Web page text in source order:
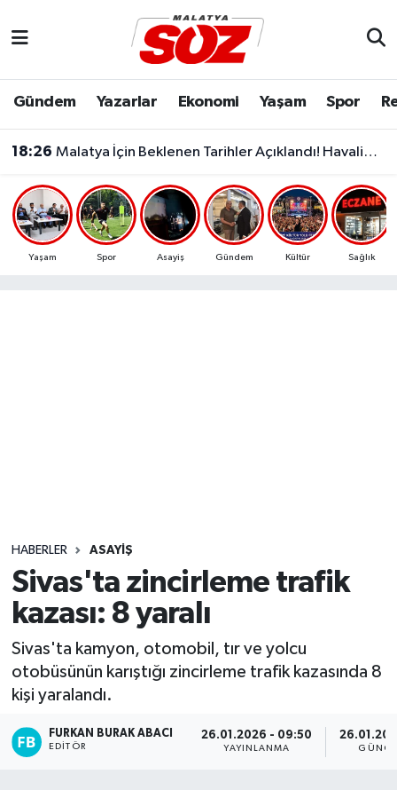
Gündem Yazarlar Ekonomi Yaşam Spor
18:26 Malatya İçin Beklenen Tarihler Açıklandı! Havalimanı ve Çevre Yolu Açılıyor..
Yaşam Spor Asayiş Gündem Kültür Sağlık
HABERLER ASAYIŞ
Sivas'ta zincirleme trafik
kazası: 8 yaralı
Sivas'ta kamyon, otomobil, tır ve yolcu
otobüsünün karıştığı zincirleme trafik kazasında 8
kişi yaralandı.
FURKAN BURAK ABACI
EDITÖR
26.01.2026 - 09:50
YAYINLANMA
Dünya
Eğitim
Ekonomi
Yaşam
Malatya Nöbetçi Eczaneler
Malatya Namaz Vakitleri
Malatya Trafik Yoğunluk Haritası
Süper Lig Puan Durumu ve Fikstür